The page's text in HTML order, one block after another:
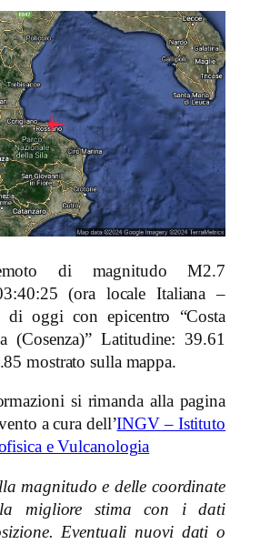
di magnitudo M2.7
(ora locale Italiana –
oggi con epicentro “Costa
(Cosenza)” Latitudine: 39.61
mostrato sulla mappa.
si rimanda alla pagina
a cura dell’INGV – Istituto
e Vulcanologia
magnitudo e delle coordinate
la migliore stima con i dati
Eventuali nuovi dati o